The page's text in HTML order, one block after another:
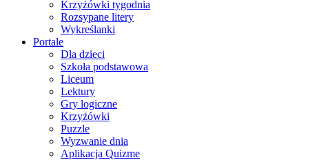
Krzyżówki tygodnia
Rozsypane litery
Wykreślanki
Portale
Dla dzieci
Szkoła podstawowa
Liceum
Lektury
Gry logiczne
Krzyżówki
Puzzle
Wyzwanie dnia
Aplikacja Quizme